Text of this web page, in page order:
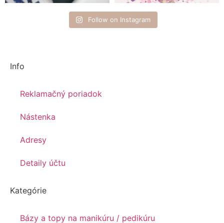
Follow on Instagram
Info
Reklamačný poriadok
Nástenka
Adresy
Detaily účtu
Kategórie
Bázy a topy na manikúru / pedikúru